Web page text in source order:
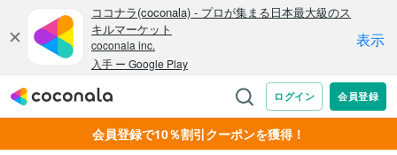
会員登録で10％割引クーポンを獲得！